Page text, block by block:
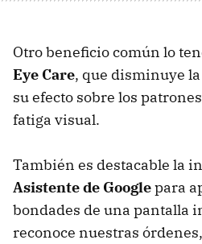
Otro beneficio común lo
Eye Care, que disminuye
su efecto sobre los
fatiga visual.
También es destacable la
Asistente de Googlepara
bondades de una pantalla
reconoce nuestras